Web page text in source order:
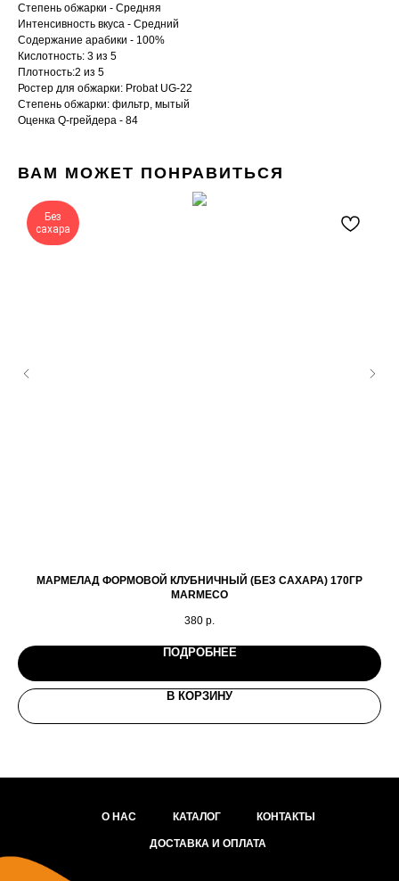
Степень обжарки - Средняя
Интенсивность вкуса - Средний
Содержание арабики - 100%
Кислотность: 3 из 5
Плотность:2 из 5
Ростер для обжарки: Probat UG-22
Cтепень обжарки: фильтр, мытый
Оценка Q-грейдера - 84
ВАМ МОЖЕТ ПОНРАВИТЬСЯ
Без
сахара
МАРМЕЛАД ФОРМОВОЙ КЛУБНИЧНЫЙ (БЕЗ САХАРА) 170ГР
MARMECO
380 р.
ПОДРОБНЕЕ
В КОРЗИНУ
О НАС КАТАЛОГ
ДОСТАВКА И ОПЛАТА
КОНТАКТЫ